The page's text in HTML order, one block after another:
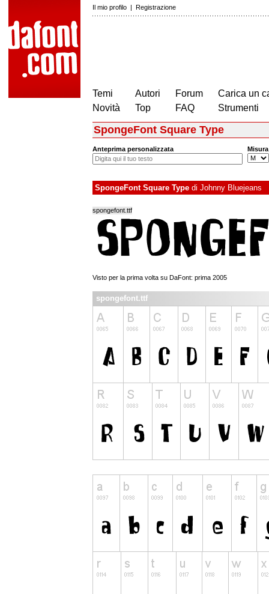
Il mio profilo | Registrazione
Temi
Novità
Autori
Top
Forum
FAQ
Carica un
Strumenti
SpongeFont Square Type
Anteprima personalizzata Misura
SpongeFont Square Type di Johnny Bluejeans
spongefont.ttf
Visto per la prima volta su DaFont: prima 2005
spongefont.ttf